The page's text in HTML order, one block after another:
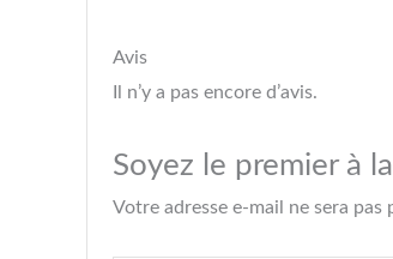
Avis
Il n’y a pas encore d’avis.
Soyez le premier à
Votre adresse e-mail ne sera pas